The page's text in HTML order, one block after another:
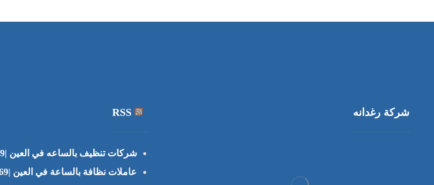
شركة رغدانه RSS
شركات تنظيف بالساعه في العين |0527282069
عاملات نظافة بالساعة في العين |0527282069